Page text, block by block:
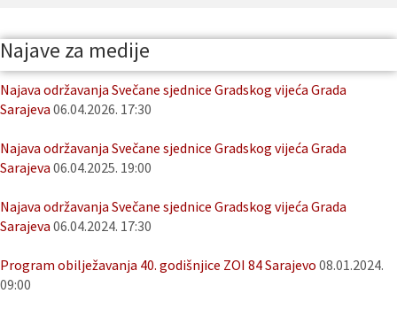
Najave za medije
Najava održavanja Svečane sjednice Gradskog vijeća Grada
Sarajeva 06.04.2026. 17:30
Najava održavanja Svečane sjednice Gradskog vijeća Grada
Sarajeva 06.04.2025. 19:00
Najava održavanja Svečane sjednice Gradskog vijeća Grada
Sarajeva 06.04.2024. 17:30
Program obilježavanja 40. godišnjice ZOI 84 Sarajevo 08.01.2024.
09:00